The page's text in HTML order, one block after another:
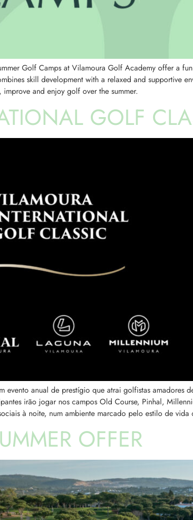
Golf Camps at Vilamoura Golf Academy offer a
skill development with a relaxed and supportive
and enjoy golf over the summer.
GOLF
evento anual de prestígio que atrai golfistas amadores
irão jogar nos campos Old Course, Pinhal,
à noite, num ambiente marcado pelo estilo de
OFFER